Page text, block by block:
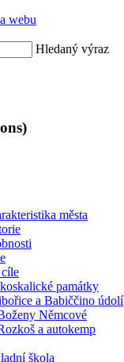
webu
Hledaný výraz
města
památky
a Babiččino údolí
Němcové
a autokemp
škola